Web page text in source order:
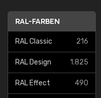
RAL-FARBEN
RAL Classic 216
RAL Design 1.825
RAL Effect 490